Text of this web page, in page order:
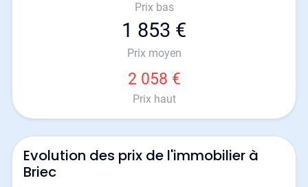
Prix bas
1 853 €
Prix moyen
2 058 €
Prix haut
Evolution des prix de l'immobilier à
Briec